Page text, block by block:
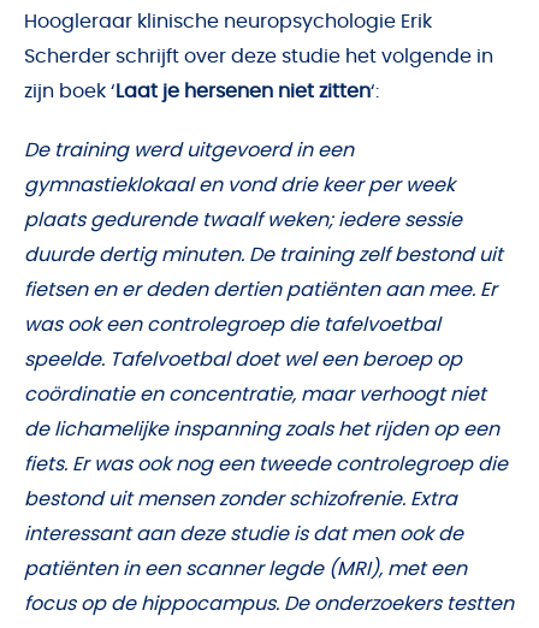
Hoogleraar klinische neuropsychologie Erik
Scherder schrijft over deze studie het volgende in
zijn boek ‘ Laat je hersenen niet zitten‘:
De training werd uitgevoerd in een
gymnastieklokaal en vond drie keer per week
plaats gedurende twaalf weken; iedere sessie
duurde dertig minuten. De training zelf bestond uit
fietsen en er deden dertien patiënten aan mee. Er
was ook een controlegroep die tafelvoetbal
speelde. Tafelvoetbal doet wel een beroep op
coördinatie en concentratie, maar verhoogt niet
de lichamelijke inspanning zoals het rijden op een
fiets. Er was ook nog een tweede controlegroep die
bestond uit mensen zonder schizofrenie. Extra
interessant aan deze studie is dat men ook de
patiënten in een scanner legde (MRI), met een
focus op de hippocampus. De onderzoekers testten